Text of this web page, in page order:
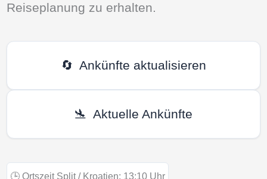
Reiseplanung zu erhalten.
🔄 Ankünfte aktualisieren
🛬 Aktuelle Ankünfte
🕒 Ortszeit Split / Kroatien: 13:10 Uhr